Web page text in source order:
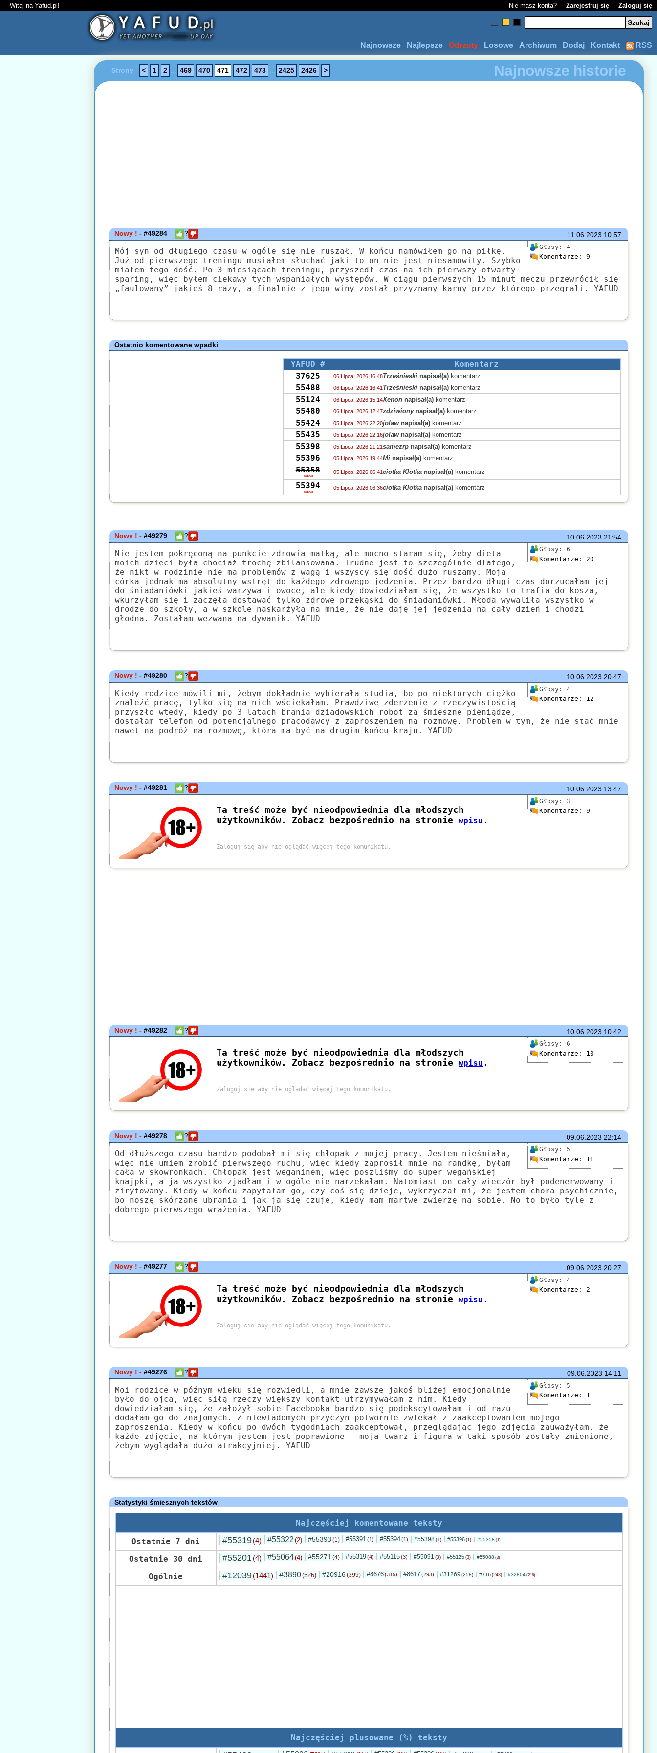
Witaj na Yafud.pl! Nie masz konta? Zarejestruj się Zaloguj się
RSS
Kontakt
Dodaj
Archiwum
Losowe
Odrzuty
Najlepsze
Najnowsze
Najnowsze historie
Strony < 1 2 469 470 471 472 473 2425 2426 >
11.06.2023 10:57
Nowy ! -#49284 ?
Głosy: 4
Komentarze: 9
Mój syn od długiego czasu w ogóle się nie ruszał. W końcu namówiłem go na piłkę.
Już od pierwszego treningu musiałem słuchać jaki to on nie jest niesamowity. Szybko
miałem tego dość. Po 3 miesiącach treningu, przyszedł czas na ich pierwszy otwarty
sparing, więc byłem ciekawy tych wspaniałych występów. W ciągu pierwszych 15 minut meczu przewrócił się
„faulowany” jakieś 8 razy, a finalnie z jego winy został przyznany karny przez którego przegrali. YAFUD
Ostatnio komentowane wpadki
YAFUD #
Komentarz
37625
06 Lipca, 2026 16:48Trześnieski napisał(a) komentarz
55488 06 Lipca, 2026 16:41 Trześnieski napisał(a) komentarz
55124 06 Lipca, 2026 15:14Xenon napisał(a) komentarz
55480 06 Lipca, 2026 12:47zdziwionynapisał(a) komentarz
55424 05 Lipca, 2026 22:20jolawnapisał(a) komentarz
55435 05 Lipca, 2026 22:16jolawnapisał(a) komentarz
55398 05 Lipca, 2026 21:21samezrp napisał(a) komentarz
55396 05 Lipca, 2026 19:44Mi napisał(a) komentarz
55358
TRASH
05 Lipca, 2026 06:41ciotka Klotka napisał(a) komentarz
55394
TRASH
05 Lipca, 2026 06:36ciotka Klotka napisał(a) komentarz
55319 04 Lipca, 2026 15:04Pepponenapisał(a)komentarz
55322
55319 02 Lipca, 2026 13:57 Grejon napisał(a)komentarz
55347 02 Lipca, 2026 11:46 Bzhevxh napisał(a) komentarz
55319 02 Lipca, 2026 10:42Alicenapisał(a)komentarz
55319 02 Lipca, 2026 06:10Grejon napisał(a)komentarz
55391 01 Lipca, 2026 15:19Szejk Wave napisał(a)komentarz
10.06.2023 21:54
Nowy ! -#49279 ?
Głosy: 6
Komentarze: 20
Nie jestem pokręconą na punkcie zdrowia matką, ale mocno staram się, żeby dieta
moich dzieci była chociaż trochę zbilansowana. Trudne jest to szczególnie dlatego,
że nikt w rodzinie nie ma problemów z wagą i wszyscy się dość dużo ruszamy. Moja
córka jednak ma absolutny wstręt do każdego zdrowego jedzenia. Przez bardzo długi czas dorzucałam jej
do śniadaniówki jakieś warzywa i owoce, ale kiedy dowiedziałam się, że wszystko to trafia do kosza,
wkurzyłam się i zaczęła dostawać tylko zdrowe przekąski do śniadaniówki. Młoda wywaliła wszystko w
drodze do szkoły, a w szkole naskarżyła na mnie, że nie daję jej jedzenia na cały dzień i chodzi
głodna. Zostałam wezwana na dywanik. YAFUD
10.06.2023 20:47
Nowy ! -#49280 ?
Głosy: 4
Komentarze: 12
Kiedy rodzice mówili mi, żebym dokładnie wybierała studia, bo po niektórych ciężko
znaleźć pracę, tylko się na nich wściekałam. Prawdziwe zderzenie z rzeczywistością
przyszło wtedy, kiedy po 3 latach brania dziadowskich robot za śmieszne pieniądze,
dostałam telefon od potencjalnego pracodawcy z zaproszeniem na rozmowę. Problem w tym, że nie stać mnie
nawet na podróż na rozmowę, która ma być na drugim końcu kraju. YAFUD
10.06.2023 13:47
Nowy ! -#49281 ?
Głosy: 3
Komentarze: 9
10.06.2023 10:42
Nowy ! -#49282 ?
Głosy: 6
Komentarze: 10
09.06.2023 22:14
Nowy ! -#49278 ?
Głosy: 5
Komentarze: 11
Od dłuższego czasu bardzo podobał mi się chłopak z mojej pracy. Jestem nieśmiała,
więc nie umiem zrobić pierwszego ruchu, więc kiedy zaprosił mnie na randkę, byłam
cała w skowronkach. Chłopak jest weganinem, więc poszliśmy do super wegańskiej
knajpki, a ja wszystko zjadłam i w ogóle nie narzekałam. Natomiast on cały wieczór był podenerwowany i
zirytowany. Kiedy w końcu zapytałam go, czy coś się dzieje, wykrzyczał mi, że jestem chora psychicznie,
bo noszę skórzane ubrania i jak ja się czuję, kiedy mam martwe zwierzę na sobie. No to było tyle z
dobrego pierwszego wrażenia. YAFUD
09.06.2023 20:27
Nowy ! -#49277 ?
Głosy: 4
Komentarze: 2
09.06.2023 14:11
Nowy ! -#49276 ?
Głosy: 5
Komentarze: 1
Moi rodzice w późnym wieku się rozwiedli, a mnie zawsze jakoś bliżej emocjonalnie
było do ojca, więc siłą rzeczy większy kontakt utrzymywałam z nim. Kiedy
dowiedziałam się, że założył sobie Facebooka bardzo się podekscytowałam i od razu
dodałam go do znajomych. Z niewiadomych przyczyn potwornie zwlekał z zaakceptowaniem mojego
zaproszenia. Kiedy w końcu po dwóch tygodniach zaakceptował, przeglądając jego zdjęcia zauważyłam, że
każde zdjęcie, na którym jestem jest poprawione - moja twarz i figura w taki sposób zostały zmienione,
żebym wyglądała dużo atrakcyjniej. YAFUD
Statystyki śmiesznych tekstów
Najczęściej komentowane teksty
Ostatnie 7 dni
#55319 (4) #55322 (2) #55393 (1) #55391 (1) #55394 (1) #55398 (1) #55396 (1) #55358 (1)
Ostatnie 30 dni #55201 (4) #55064(4) #55271 (4) #55319 (4) #55115 (3) #55091 (3) #55125 (3) #55088 (3)
Ogólnie #12039 (1441) #3890(526) #20916 (399) #8676 (315) #8617 (293) #31269 (258) #716 (243) #32804 (216)
Najczęściej plusowane (%) teksty